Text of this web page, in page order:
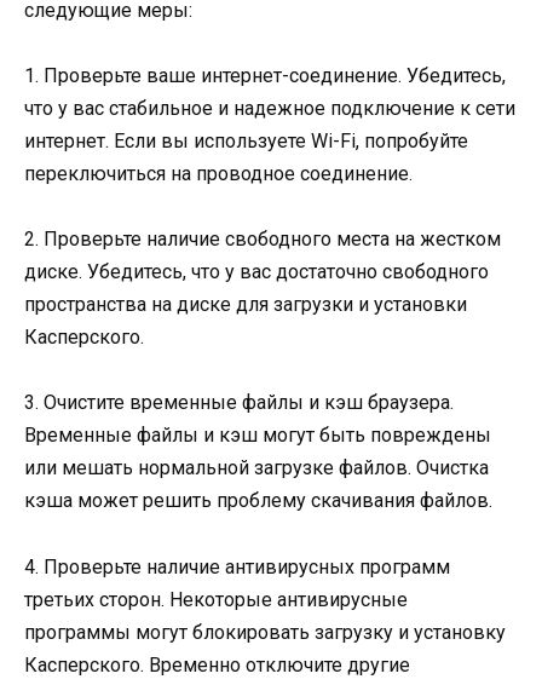
следующие меры:
1. Проверьте ваше интернет-соединение. Убедитесь,
что у вас стабильное и надежное подключение к сети
интернет. Если вы используете Wi-Fi, попробуйте
переключиться на проводное соединение.
2. Проверьте наличие свободного места на жестком
диске. Убедитесь, что у вас достаточно свободного
пространства на диске для загрузки и установки
Касперского.
3. Очистите временные файлы и кэш браузера.
Временные файлы и кэш могут быть повреждены
или мешать нормальной загрузке файлов. Очистка
кэша может решить проблему скачивания файлов.
4. Проверьте наличие антивирусных программ
третьих сторон. Некоторые антивирусные
программы могут блокировать загрузку и установку
Касперского. Временно отключите другие